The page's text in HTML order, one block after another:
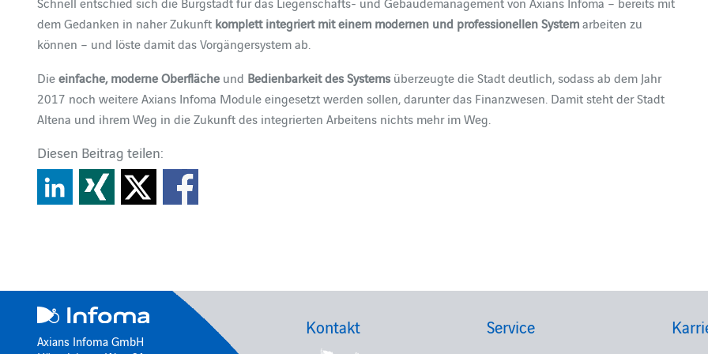
dem Gedanken in naher Zukunft komplett integriert mit einem modernen und professionellen Systemarbeiten zu
können – und löste damit das Vorgängersystem ab.
Dieeinfache, moderne Oberfläche und Bedienbarkeit des Systems überzeugte die Stadt deutlich, sodass ab dem Jahr
2017 noch weitere Axians Infoma Module eingesetzt werden sollen, darunter das Finanzwesen. Damit steht der Stadt
Altena und ihrem Weg in die Zukunft des integrierten Arbeitens nichts mehr im Weg.
Diesen Beitrag teilen:
Axians Infoma GmbH
Kontakt Service